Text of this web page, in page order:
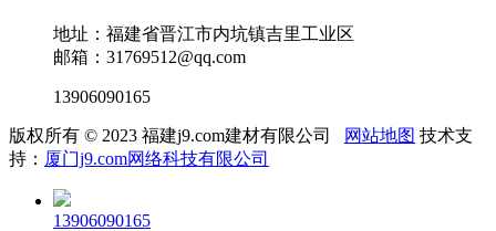
地址：福建省晋江市内坑镇吉里工业区
邮箱：31769512@qq.com
13906090165
版权所有 © 2023 福建j9.com建材有限公司 网站地图 技术支
持： 厦门j9.com网络科技有限公司
13906090165